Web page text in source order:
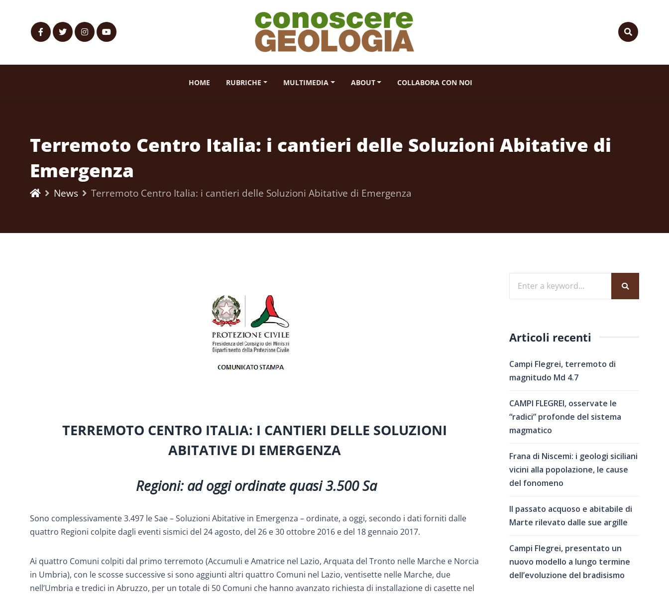
HOME RUBRICHE MULTIMEDIA ABOUT COLLABORA CON NOI
Terremoto Centro Italia: i cantieri delle Soluzioni Abitative di
Emergenza
News Terremoto Centro Italia: i cantieri delle Soluzioni Abitative di Emergenza
TERREMOTO CENTRO ITALIA: I CANTIERI DELLE SOLUZIONI
ABITATIVE DI EMERGENZA
Regioni: ad oggi ordinate quasi 3.500 Sa
Sono complessivamente 3.497 le Sae – Soluzioni Abitative in Emergenza – ordinate, a oggi, secondo i dati forniti dalle
quattro Regioni colpite dagli eventi sismici del 24 agosto, del 26 e 30 ottobre 2016 e del 18 gennaio 2017.
Ai quattro Comuni colpiti dal primo terremoto (Accumuli e Amatrice nel Lazio, Arquata del Tronto nelle Marche e Norcia
in Umbria), con le scosse successive si sono aggiunti altri quattro Comuni nel Lazio, ventisette nelle Marche, due
nell’Umbria e tredici in Abruzzo, per un totale di 50 Comuni che hanno avanzato richiesta di installazione di casette nel
Articoli recenti
Campi Flegrei, terremoto di
magnitudo Md 4.7
CAMPI FLEGREI, osservate le
“radici” profonde del sistema
magmatico
Frana di Niscemi: i geologi siciliani
vicini alla popolazione, le cause
del fonomeno
Il passato acquoso e abitabile di
Marte rilevato dalle sue argille
Campi Flegrei, presentato un
nuovo modello a lungo termine
dell’evoluzione del bradisismo